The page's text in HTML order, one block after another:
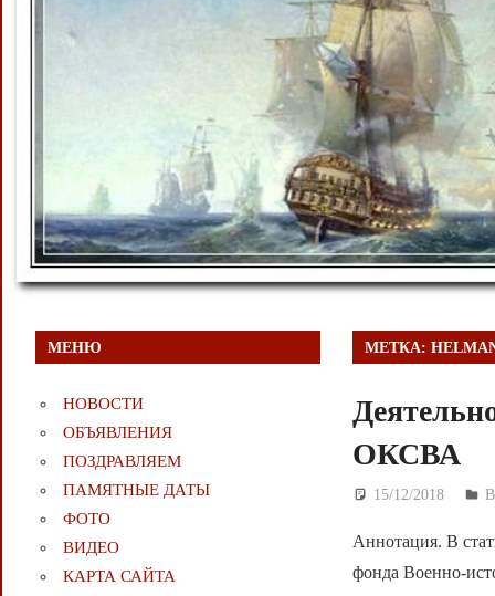
МЕТКА:
ОКСВА
15/12/2018
Аннотация. В
фонда Военно-
МЕНЮ
НОВОСТИ
ОБЪЯВЛЕНИЯ
ПОЗДРАВЛЯЕМ
ПАМЯТНЫЕ ДАТЫ
ФОТО
ВИДЕО
КАРТА САЙТА